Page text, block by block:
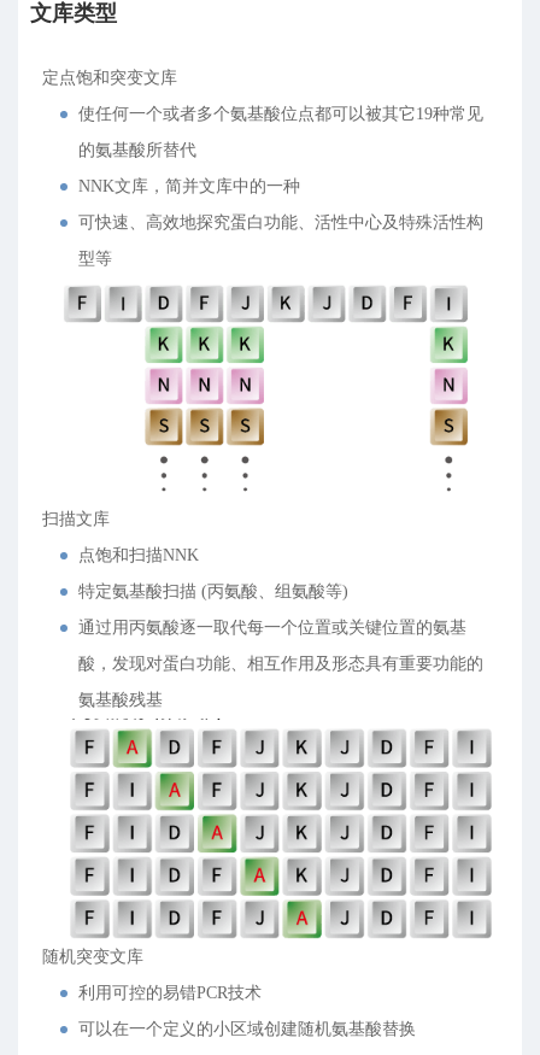
文库类型
定点饱和突变文库
使任何一个或者多个氨基酸位点都可以被其它19种常见
的氨基酸所替代
NNK文库，简并文库中的一种
可快速、高效地探究蛋白功能、活性中心及特殊活性构
型等
扫描文库
点饱和扫描NNK
特定氨基酸扫描 (丙氨酸、组氨酸等)
通过用丙氨酸逐一取代每一个位置或关键位置的氨基
酸，发现对蛋白功能、相互作用及形态具有重要功能的
氨基酸残基
随机突变文库
利用可控的易错PCR技术
可以在一个定义的小区域创建随机氨基酸替换